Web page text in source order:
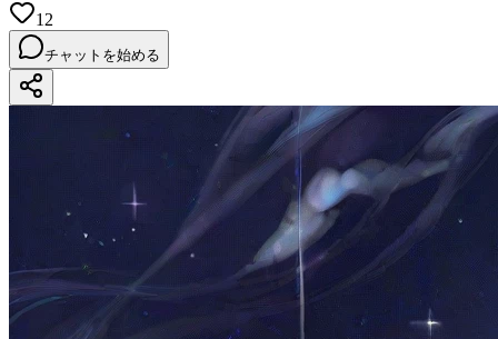
12
チャットを始める